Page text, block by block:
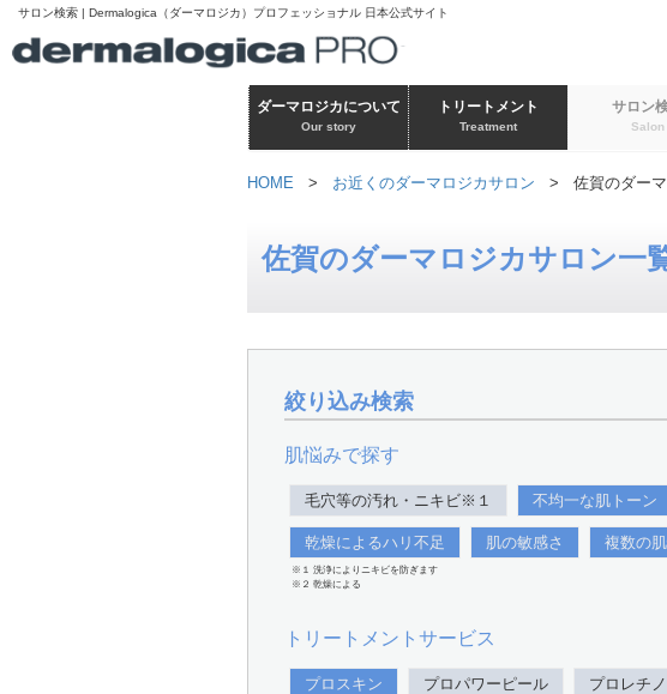
サロン検索 | Dermalogica（ダーマロジカ）プロフェッショナル 日本公式サイト
ダーマロジカについて
Our story
トリートメント
Treatment
サロン
Salon
HOME > お近くのダーマロジカサロン > 佐賀のダーマ
佐賀のダーマロジカサロン一
絞り込み検索
肌悩みで探す
毛穴等の汚れ・ニキビ※１ 不均一な肌トーン
乾燥によるハリ不足 肌の敏感さ 複数の
※１ 洗浄によりニキビを防ぎます
※２ 乾燥による
トリートメントサービス
プロスキン プロパワーピール プロレチ